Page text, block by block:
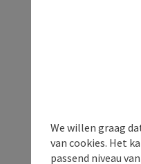
We willen graag
van cookies. Het
passend niveau